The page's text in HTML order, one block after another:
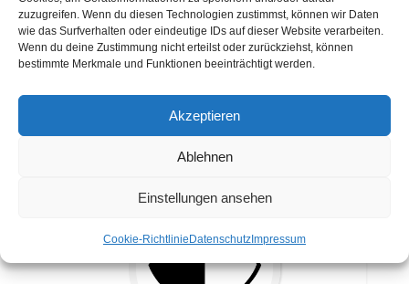
zuzugreifen. Wenn du diesen Technologien zustimmst, können wir Daten
wie das Surfverhalten oder eindeutige IDs auf dieser Website verarbeiten.
Wenn du deine Zustimmung nicht erteilst oder zurückziehst, können
bestimmte Merkmale und Funktionen beeinträchtigt werden.
Akzeptieren
Ablehnen
Einstellungen ansehen
Cookie-Richtlinie Datenschutz Impressum
Badminton
ANSPRECHPARTNER